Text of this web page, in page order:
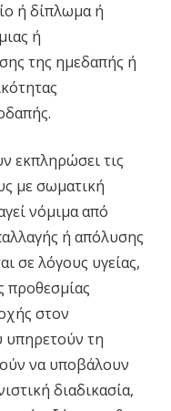
ή δίπλωμα ή
ή
της ημεδαπής ή
εκπληρώσει τις
με σωματική
νόμιμα από
ή απόλυσης
σε λόγους υγείας,
προθεσμίας
στον
υπηρετούν τη
να υποβάλουν
διαδικασία,